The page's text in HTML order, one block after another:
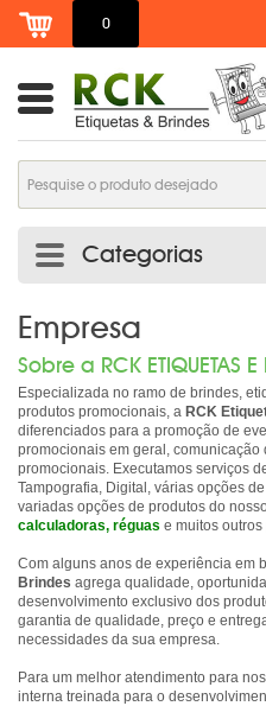
0
Categorias
ETIQUETAS
ADESIVOS E ETIQUETAS
AGENDAS PERSONALIZADAS
BOTTONS /PINS /BROCHES
CALENDÁRIOS
CANETAS PERSONALIZADAS
CARTEIRA DESPACHANTE
Empresa
Sobre a RCK ETIQUETAS E
Especializada no ramo de brindes,
produtos promocionais, a RCK
diferenciados para a promoção de
promocionais em geral, comunicação
promocionais. Executamos serviços
Tampografia, Digital, várias opções
variadas opções de produtos do
calculadoras, réguas e muitos
Com alguns anos de experiência em
Brindes agrega qualidade,
desenvolvimento exclusivo dos
garantia de qualidade, preço e
necessidades da sua empresa.
Para um melhor atendimento para
interna treinada para o